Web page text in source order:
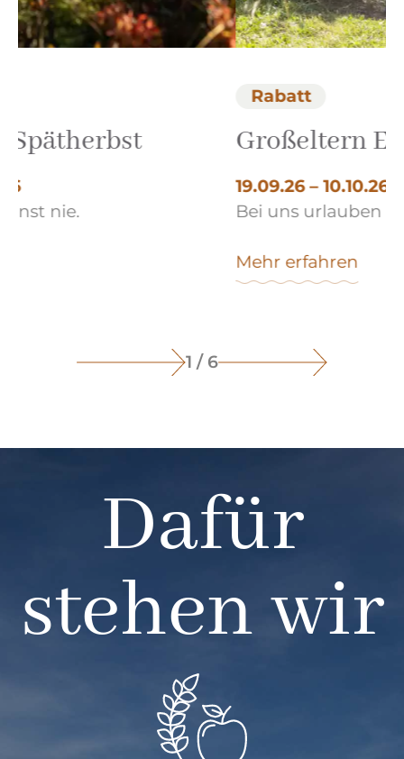
Großeltern Enkel Urlaub
Bei uns urlauben die Enkel kostenlos.
1 / 6
Dafür
stehen wir